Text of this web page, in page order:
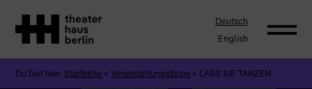
Deutsch
English
Du bist hier: Startseite »Veranstaltungstipps » LASS SIE TANZEN